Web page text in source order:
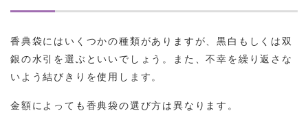
香典袋にはいくつかの種類がありますが、黒白もしくは双
銀の水引を選ぶといいでしょう。また、不幸を繰り返さな
いよう結びきりを使用します。
金額によっても香典袋の選び方は異なります。